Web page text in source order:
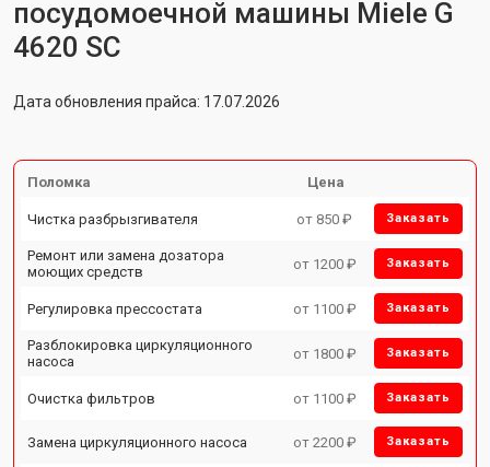
посудомоечной машины Miele G
4620 SC
Дата обновления прайса: 17.07.2026
Поломка Цена
Чистка разбрызгивателя от 850 ₽ Заказать
Ремонт или замена дозатора
моющих средств
от 1200 ₽ Заказать
Регулировка прессостата от 1100 ₽ Заказать
Разблокировка циркуляционного
насоса
от 1800 ₽ Заказать
Очистка фильтров от 1100 ₽ Заказать
Замена циркуляционного насоса от 2200 ₽ Заказать